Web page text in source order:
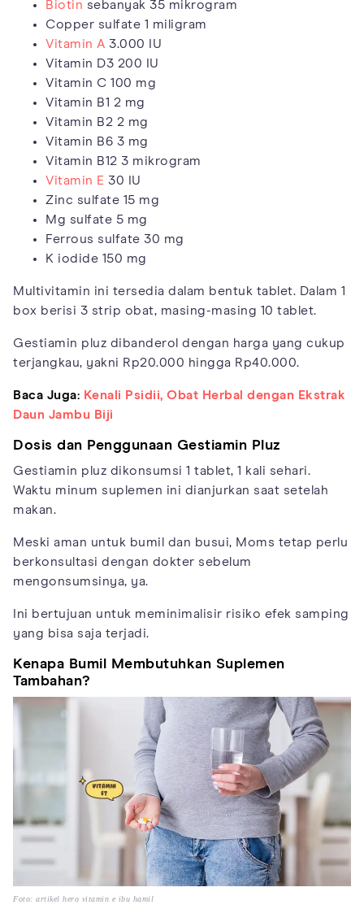
Biotin sebanyak 35 mikrogram
Copper sulfate 1 miligram
Vitamin A 3.000 IU
Vitamin D3 200 IU
Vitamin C 100 mg
Vitamin B1 2 mg
Vitamin B2 2 mg
Vitamin B6 3 mg
Vitamin B12 3 mikrogram
Vitamin E 30 IU
Zinc sulfate 15 mg
Mg sulfate 5 mg
Ferrous sulfate 30 mg
K iodide 150 mg
Multivitamin ini tersedia dalam bentuk tablet. Dalam 1
box berisi 3 strip obat, masing-masing 10 tablet.
Gestiamin pluz dibanderol dengan harga yang cukup
terjangkau, yakni Rp20.000 hingga Rp40.000.
Baca Juga: Kenali Psidii, Obat Herbal dengan Ekstrak
Daun Jambu Biji
Dosis dan Penggunaan Gestiamin Pluz
Gestiamin pluz dikonsumsi 1 tablet, 1 kali sehari.
Waktu minum suplemen ini dianjurkan saat setelah
makan.
Meski aman untuk bumil dan busui, Moms tetap perlu
berkonsultasi dengan dokter sebelum
mengonsumsinya, ya.
Ini bertujuan untuk meminimalisir risiko efek samping
yang bisa saja terjadi.
Kenapa Bumil Membutuhkan Suplemen
Tambahan?
Foto: artikel hero vitamin e ibu hamil